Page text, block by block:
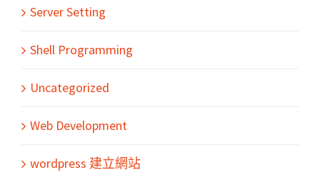
Server Setting
Shell Programming
Uncategorized
Web Development
wordpress 建立網站